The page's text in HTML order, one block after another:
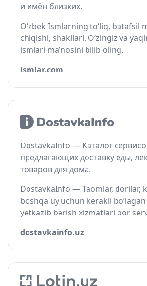
и имён близких.
O‘zbek Ismlarning to‘liq, batafsil
chiqishi, shakllari. O‘zingiz va
ismlari ma’nosini bilib oling.
ismlar.com
DostavkaInfo — Каталог
предлагающих доставку еды,
товаров для дома.
DostavkaInfo — Taomlar, dorilar,
boshqa uy uchun kerakli
yetkazib berish xizmatlari bor
dostavkainfo.uz